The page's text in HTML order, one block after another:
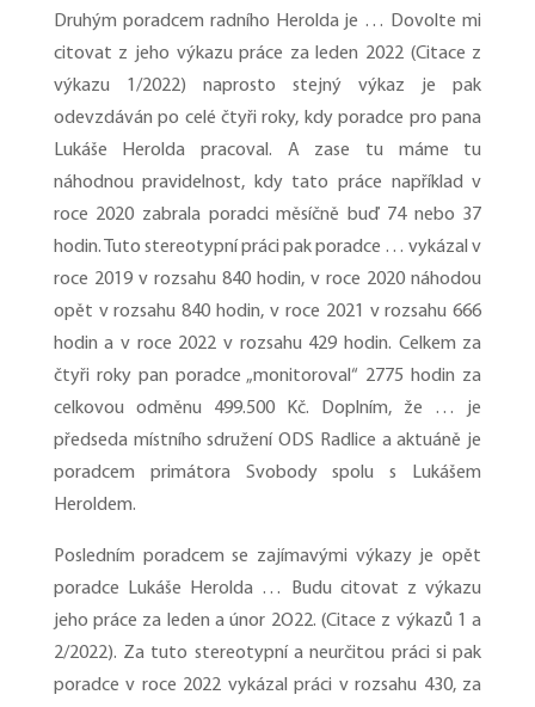
Druhým poradcem radního Herolda je … Dovolte mi
citovat z jeho výkazu práce za leden 2022 (Citace z
výkazu 1/2022) naprosto stejný výkaz je pak
odevzdáván po celé čtyři roky, kdy poradce pro pana
Lukáše Herolda pracoval. A zase tu máme tu
náhodnou pravidelnost, kdy tato práce například v
roce 2020 zabrala poradci měsíčně buď 74 nebo 37
hodin. Tuto stereotypní práci pak poradce … vykázal v
roce 2019 v rozsahu 840 hodin, v roce 2020 náhodou
opět v rozsahu 840 hodin, v roce 2021 v rozsahu 666
hodin a v roce 2022 v rozsahu 429 hodin. Celkem za
čtyři roky pan poradce „monitoroval“ 2775 hodin za
celkovou odměnu 499.500 Kč. Doplním, že … je
předseda místního sdružení ODS Radlice a aktuáně je
poradcem primátora Svobody spolu s Lukášem
Heroldem.
Posledním poradcem se zajímavými výkazy je opět
poradce Lukáše Herolda … Budu citovat z výkazu
jeho práce za leden a únor 2O22. (Citace z výkazů 1 a
2/2022). Za tuto stereotypní a neurčitou práci si pak
poradce v roce 2022 vykázal práci v rozsahu 430, za